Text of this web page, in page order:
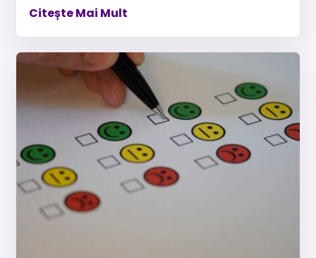
Citește Mai Mult